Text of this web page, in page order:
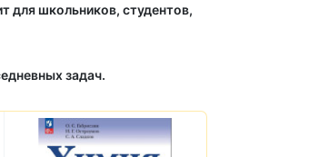
для школьников, студентов,
задач.